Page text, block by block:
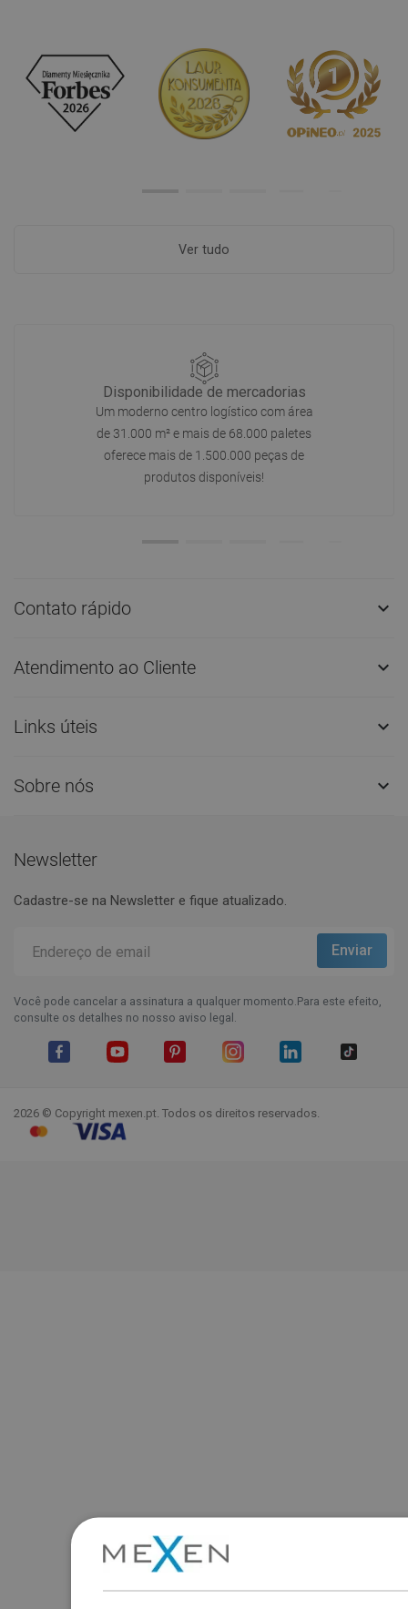
Ver tudo
Disponibilidade de mercadorias
Um moderno centro logístico com área
de 31.000 m² e mais de 68.000 paletes
oferece mais de 1.500.000 peças de
produtos disponíveis!
Contato rápido 
Atendimento ao Cliente 
Links úteis 
Sobre nós 
Newsletter
Cadastre-se na Newsletter e fique atualizado.
Você pode cancelar a assinatura a qualquer momento.Para este efeito,
consulte os detalhes no nosso aviso legal.
2026 © Copyright mexen.pt. Todos os direitos reservados.